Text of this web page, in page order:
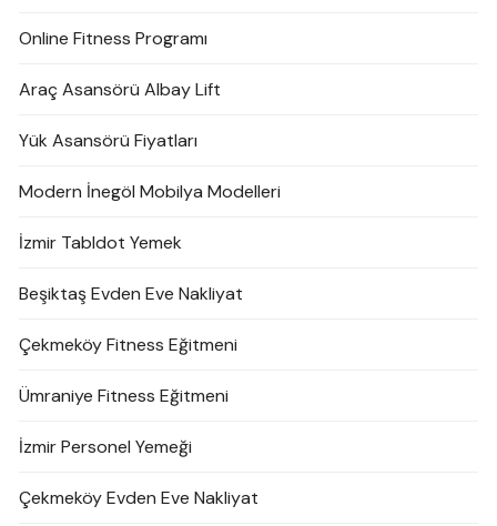
Online Fitness Programı
Araç Asansörü Albay Lift
Yük Asansörü Fiyatları
Modern İnegöl Mobilya Modelleri
İzmir Tabldot Yemek
Beşiktaş Evden Eve Nakliyat
Çekmeköy Fitness Eğitmeni
Ümraniye Fitness Eğitmeni
İzmir Personel Yemeği
Çekmeköy Evden Eve Nakliyat